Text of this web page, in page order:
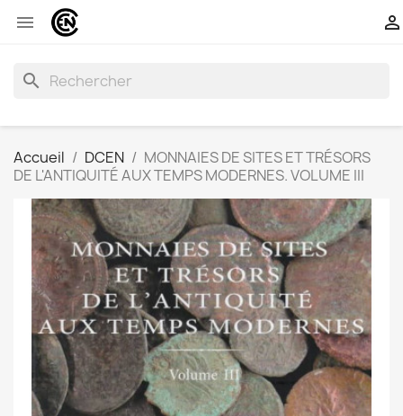
 
search
Accueil DCEN
MONNAIES DE SITES ET TRÉSORS
DE L'ANTIQUITÉ AUX TEMPS MODERNES. VOLUME III